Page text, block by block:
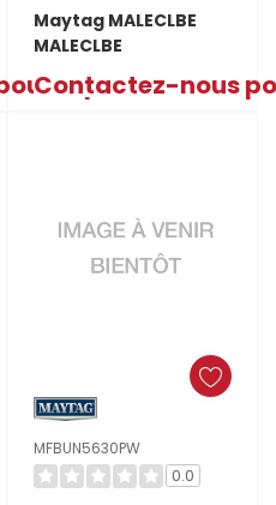
le prix
Maytag MALECLBE
MALECLBE
Contactez-nous
MFBUN5630PW
0.0